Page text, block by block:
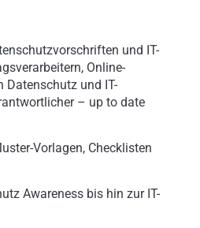
und IT-
Online-
Datenschutz und IT-
– up to date
Vorlagen, Checklisten
Awareness bis hin zur IT-